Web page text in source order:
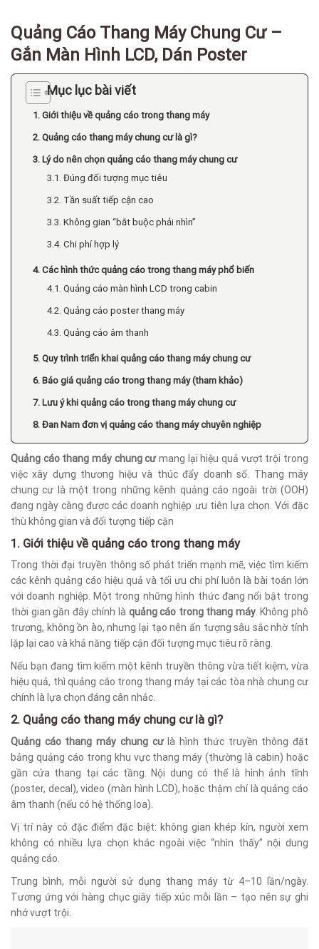
Quảng Cáo Thang Máy Chung Cư –
Gắn Màn Hình LCD, Dán Poster
Mục lục bài viết
1. Giới thiệu về quảng cáo trong thang máy
2. Quảng cáo thang máy chung cư là gì?
3. Lý do nên chọn quảng cáo thang máy chung cư
3.1. Đúng đối tượng mục tiêu
3.2. Tần suất tiếp cận cao
3.3. Không gian “bắt buộc phải nhìn”
3.4. Chi phí hợp lý
4. Các hình thức quảng cáo trong thang máy phổ biến
4.1. Quảng cáo màn hình LCD trong cabin
4.2. Quảng cáo poster thang máy
4.3. Quảng cáo âm thanh
5. Quy trình triển khai quảng cáo thang máy chung cư
6. Báo giá quảng cáo trong thang máy (tham khảo)
7. Lưu ý khi quảng cáo trong thang máy chung cư
8. Đan Nam đơn vị quảng cáo thang máy chuyên nghiệp
Quảng cáo thang máy chung cưmang lại hiệu quả vượt trội trong
việc xây dựng thương hiệu và thúc đẩy doanh số. Thang máy
chung cư là một trong những kênh quảng cáo ngoài trời (OOH)
đang ngày càng được các doanh nghiệp ưu tiên lựa chọn. Với đặc
thù không gian và đối tượng tiếp cận
1. Giới thiệu về quảng cáo trong thang máy
Trong thời đại truyền thông số phát triển mạnh mẽ, việc tìm kiếm
các kênh quảng cáo hiệu quả và tối ưu chi phí luôn là bài toán lớn
với doanh nghiệp. Một trong những hình thức đang nổi bật trong
thời gian gần đây chính là quảng cáo trong thang máy. Không phô
trương, không ồn ào, nhưng lại tạo nên ấn tượng sâu sắc nhờ tính
lặp lại cao và khả năng tiếp cận đối tượng mục tiêu rõ ràng.
Nếu bạn đang tìm kiếm một kênh truyền thông vừa tiết kiệm, vừa
hiệu quả, thì quảng cáo trong thang máy tại các tòa nhà chung cư
chính là lựa chọn đáng cân nhắc.
2. Quảng cáo thang máy chung cư là gì?
Quảng cáo thang máy chung cưlà hình thức truyền thông đặt
bảng quảng cáo trong khu vực thang máy (thường là cabin) hoặc
gần cửa thang tại các tầng. Nội dung có thể là hình ảnh tĩnh
(poster, decal), video (màn hình LCD), hoặc thậm chí là quảng cáo
âm thanh (nếu có hệ thống loa).
Vị trí này có đặc điểm đặc biệt: không gian khép kín, người xem
không có nhiều lựa chọn khác ngoài việc “nhìn thấy” nội dung
quảng cáo.
Trung bình, mỗi người sử dụng thang máy từ 4–10 lần/ngày.
Tương ứng với hàng chục giây tiếp xúc mỗi lần – tạo nên sự ghi
nhớ vượt trội.